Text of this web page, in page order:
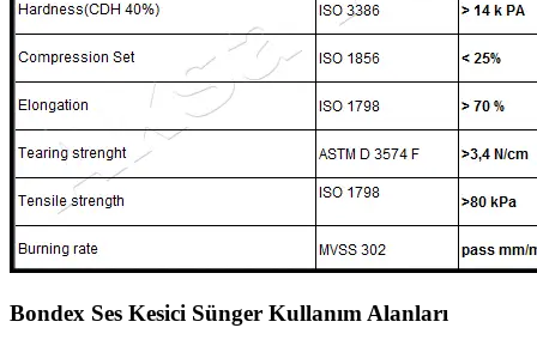
Bondex Ses Kesici Sünger Kullanım Alanları